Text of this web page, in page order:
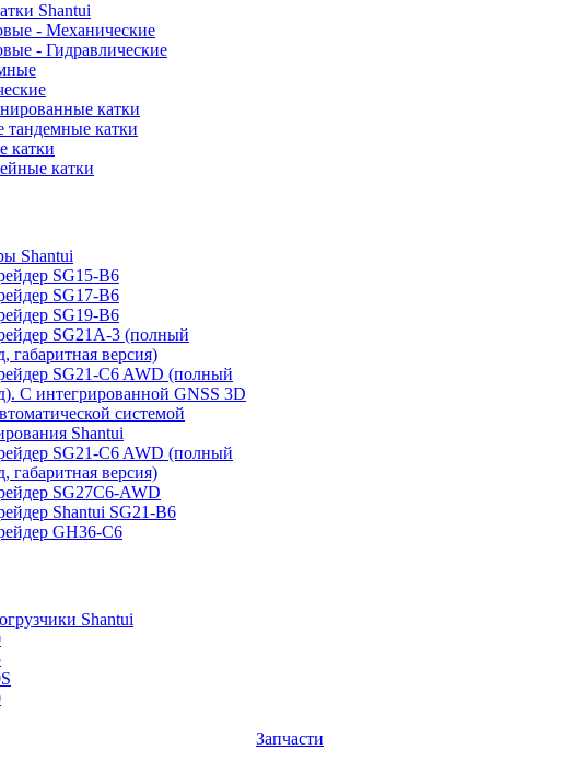
Shantui
- Механические
- Гидравлические
катки
тандемные катки
катки
катки
Shantui
SG15-B6
SG17-B6
SG19-B6
SG21А-3 (полный
габаритная версия)
SG21-C6 AWD (полный
С интегрированной GNSS 3D
системой
Shantui
SG21-C6 AWD (полный
габаритная версия)
SG27C6-AWD
Shantui SG21-B6
GH36-C6
Shantui
Запчасти